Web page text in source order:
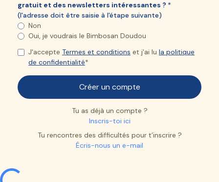
gratuit et des newsletters intéressantes ? *
(l'adresse doit être saisie à l'étape suivante)
Non
Oui, je voudrais le Bimbosan Doudou
J'accepte Termes et conditions et j'ai lu la politique
de confidentialité*
Tu as déjà un compte ?
Inscris-toi ici
Tu rencontres des difficultés pour t’inscrire ?
Écris-nous un e-mail